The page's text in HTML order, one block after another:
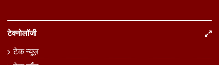
टेक्नोलॉजी
टेक न्यूज़